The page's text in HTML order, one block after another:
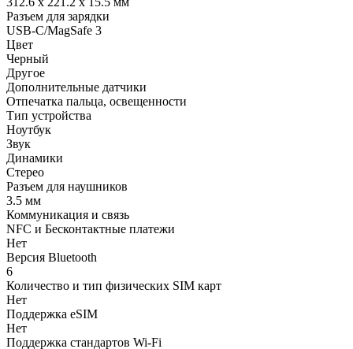
Разъем для зарядки
USB-C/MagSafe 3
Цвет
Черный
Другое
Дополнительные датчики
Отпечатка пальца, освещенности
Тип устройства
Ноутбук
Звук
Динамики
Стерео
Разъем для наушников
3.5 мм
Коммуникация и связь
NFC и Бесконтактные платежи
Нет
Версия Bluetooth
6
Количество и тип физических SIM карт
Нет
Поддержка eSIM
Нет
Поддержка стандартов Wi-Fi